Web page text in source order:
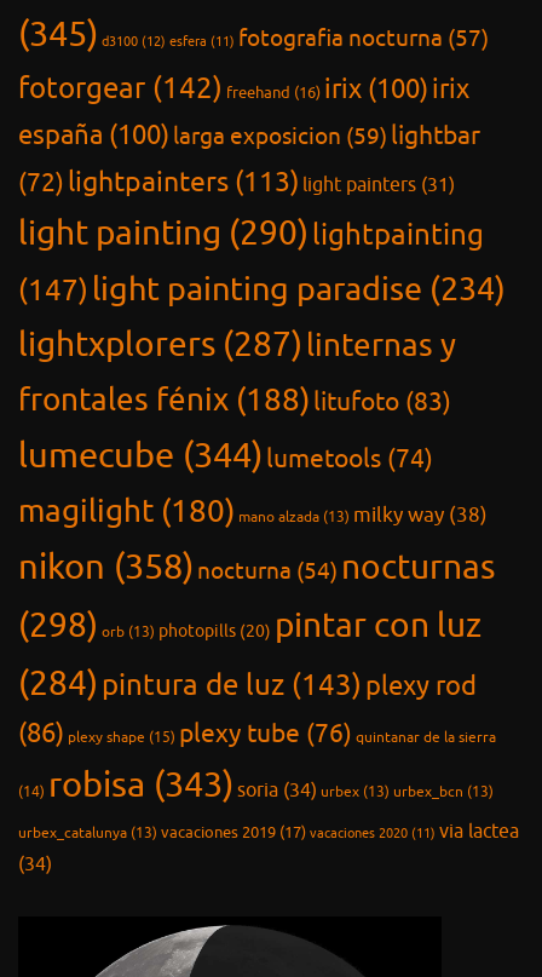
(345) d3100 (12) esfera (11) fotografia nocturna (57)
fotorgear (142) freehand (16) irix (100)irix
españa (100) larga exposicion (59) lightbar
(72)lightpainters (113) light painters (31)
light painting (290) lightpainting
(147) light painting paradise (234)
lightxplorers (287) linternas y
frontales fénix (188)litufoto (83)
lumecube (344)lumetools (74)
magilight (180) mano alzada (13) milky way (38)
nikon (358) nocturna (54) nocturnas
(298) orb (13) photopills (20) pintar con luz
(284) pintura de luz (143) plexy rod
(86) plexy shape (15) plexy tube (76) quintanar de la sierra
(14) robisa (343)soria (34) urbex (13) urbex_bcn (13)
urbex_catalunya (13) vacaciones 2019 (17) vacaciones 2020 (11) via lactea
(34)